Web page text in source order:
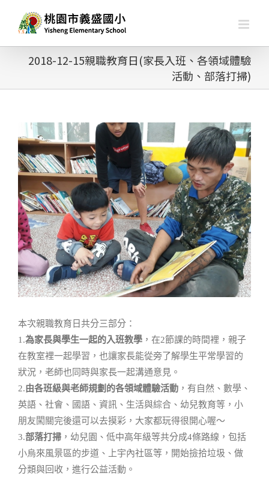
2018-12-15親職教育日(家長入班、各領域體驗
活動、部落打掃)
看
大
圖
本次親職教育日共分三部分：
1.為家長與學生一起的入班教學 ，在2節課的時間裡，親子
在教室裡一起學習，也讓家長能從旁了解學生平常學習的
狀況，老師也同時與家長一起溝通意見。
2.由各班級與老師規劃的各領域體驗活動 ，有自然、數學、
英語、社會、國語、資訊、生活與綜合、幼兒教育等，小
朋友闖關完後還可以去摸彩，大家都玩得很開心喔～
3.部落打掃 ，幼兒園、低中高年級等共分成4條路線，包括
小烏來風景區的步道、上宇內社區等，開始撿拾垃圾、做
分類與回收，進行公益活動。